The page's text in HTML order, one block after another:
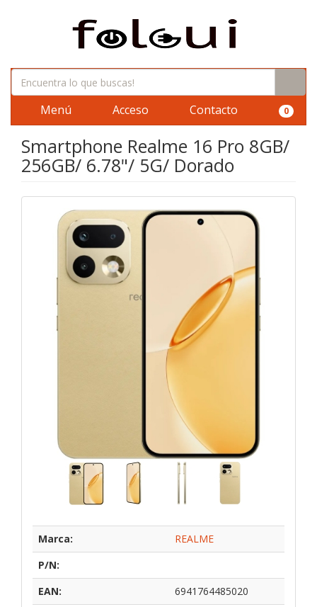
Menú Acceso Contacto 0
Smartphone Realme 16 Pro 8GB/
256GB/ 6.78"/ 5G/ Dorado
Marca:
REALME
P/N:
EAN:
6941764485020